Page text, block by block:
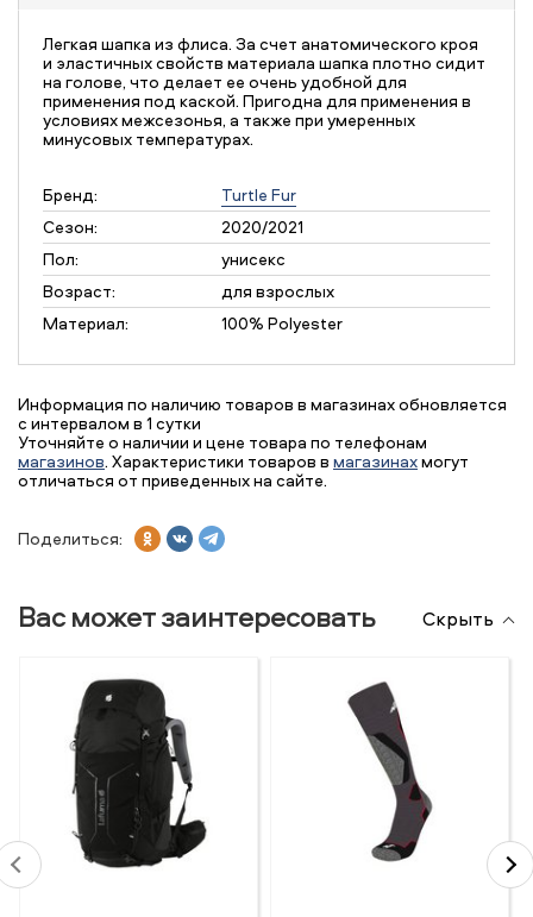
Легкая шапка из флиса. За счет анатомического кроя
и эластичных свойств материала шапка плотно сидит
на голове, что делает ее очень удобной для
применения под каской. Пригодна для применения в
условиях межсезонья, а также при умеренных
минусовых температурах.
Бренд:
Turtle Fur
Сезон:
2020/2021
Пол:
унисекс
Возраст:
для взрослых
Материал:
100% Polyester
Информация по наличию товаров в магазинах обновляется
с интервалом в 1 сутки
Уточняйте о наличии и цене товара по телефонам
магазинов. Характеристики товаров в магазинахмогут
отличаться от приведенных на сайте.
Поделиться:
Вас может заинтересовать Скрыть